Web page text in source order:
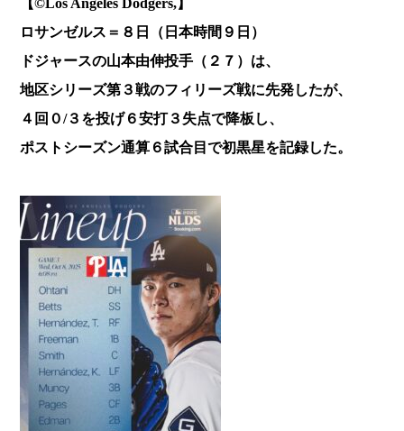
【©️Los Angeles Dodgers,】
ロサンゼルス＝８日（日本時間９日）
ドジャースの山本由伸投手（２７）は、
地区シリーズ第３戦のフィリーズ戦に先発したが、
４回０/３を投げ６安打３失点で降板し、
ポストシーズン通算６試合目で初黒星を記録した。